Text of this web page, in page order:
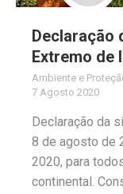
Declaração
Extremo de
Ambiente e
7 Agosto 2020
Declaração da
8 de agosto de
2020, para
continental.